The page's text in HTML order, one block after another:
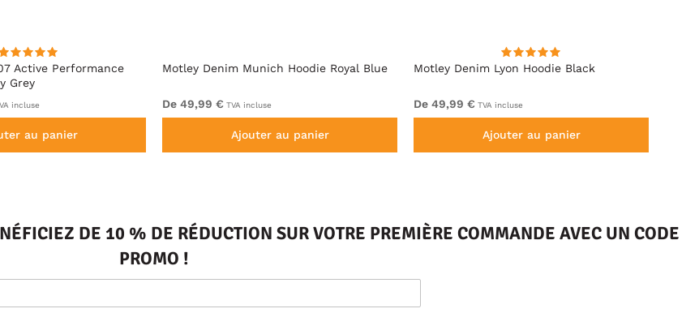
Active Performance
Grey
incluse
au panier
Motley Denim Munich Hoodie Royal Blue
De 49,99 € TVA incluse
Ajouter au panier
Motley Denim Lyon Hoodie Black
De 49,99 € TVA incluse
Ajouter au panier
DE 10 % DE RÉDUCTION SUR VOTRE PREMIÈRE COMMANDE AVEC UN CODE
PROMO !